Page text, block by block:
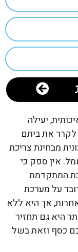
יעילה
את ביתם
מבחינת צריכת
אין ספק כי
המתקדמת
על מערכת
אך היא ללא
היא גם תחזיר
כסף וזאת בשל